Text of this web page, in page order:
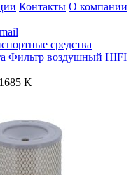
Контакты О компании
средства
Фильтр воздушный HIFI
K